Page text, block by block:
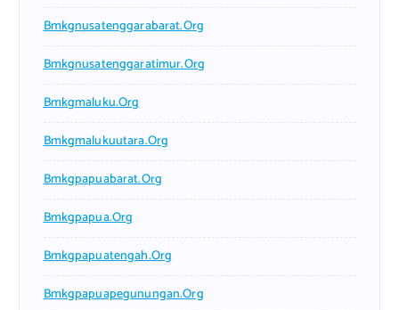
Bmkgnusatenggarabarat.org
Bmkgnusatenggaratimur.org
Bmkgmaluku.org
Bmkgmalukuutara.org
Bmkgpapuabarat.org
Bmkgpapua.org
Bmkgpapuatengah.org
Bmkgpapuapegunungan.org